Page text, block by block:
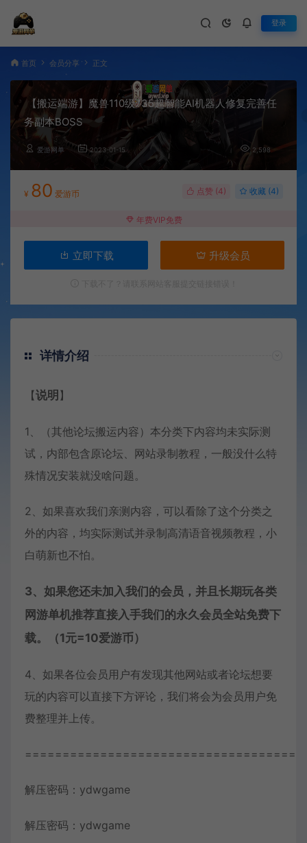
登录
首页 会员分享 正文
【搬运端游】魔兽110级735超智能AI机器人修复完善任
务副本BOSS
爱游网单 2023-01-15 2,598
¥ 80 爱游币 点赞 (4) 收藏 (4)
年费VIP免费
立即下载 升级会员
详情介绍
【说明 】
1、（其他论坛搬运内容）本分类下内容均未实际测
试，内部包含原论坛、网站录制教程，一般没什么特
殊情况安装就没啥问题。
2、如果喜欢我们亲测内容，可以看除了这个分类之
外的内容，均实际测试并录制高清语音视频教程，小
白萌新也不怕。
3、如果您还未加入我们的会员，并且长期玩各类
网游单机推荐直接入手我们的永久会员全站免费下
载。（1元=10爱游币）
4、如果各位会员用户有发现其他网站或者论坛想要
玩的内容可以直接下方评论，我们将会为会员用户免
费整理并上传。
解压密码：ydwgame
解压密码：ydwgame